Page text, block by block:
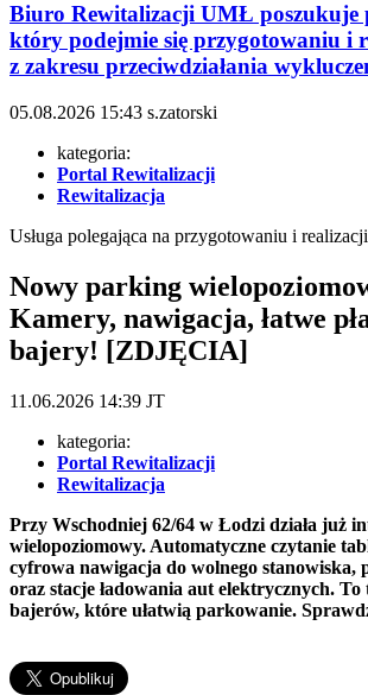
Biuro Rewitalizacji UMŁ poszukuje
który podejmie się przygotowaniu i
z zakresu przeciwdziałania
05.08.2026 15:43 s.zatorski
kategoria:
Portal Rewitalizacji
Rewitalizacja
Usługa polegająca na przygotowaniu i
Nowy parking
Kamery, nawigacja, łatwe
bajery! [ZDJĘCIA]
11.06.2026 14:39 JT
kategoria:
Portal Rewitalizacji
Rewitalizacja
Przy Wschodniej 62/64 w Łodzi działa już
wielopoziomowy. Automatyczne czytanie
cyfrowa nawigacja do wolnego stanowiska,
oraz stacje ładowania aut elektrycznych.
bajerów, które ułatwią parkowanie.